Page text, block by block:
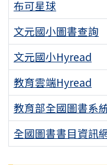
布可星球
文元國小圖書查詢
文元國小Hyread
教育雲端Hyread
教育部全國圖書系
全國圖書書目資訊